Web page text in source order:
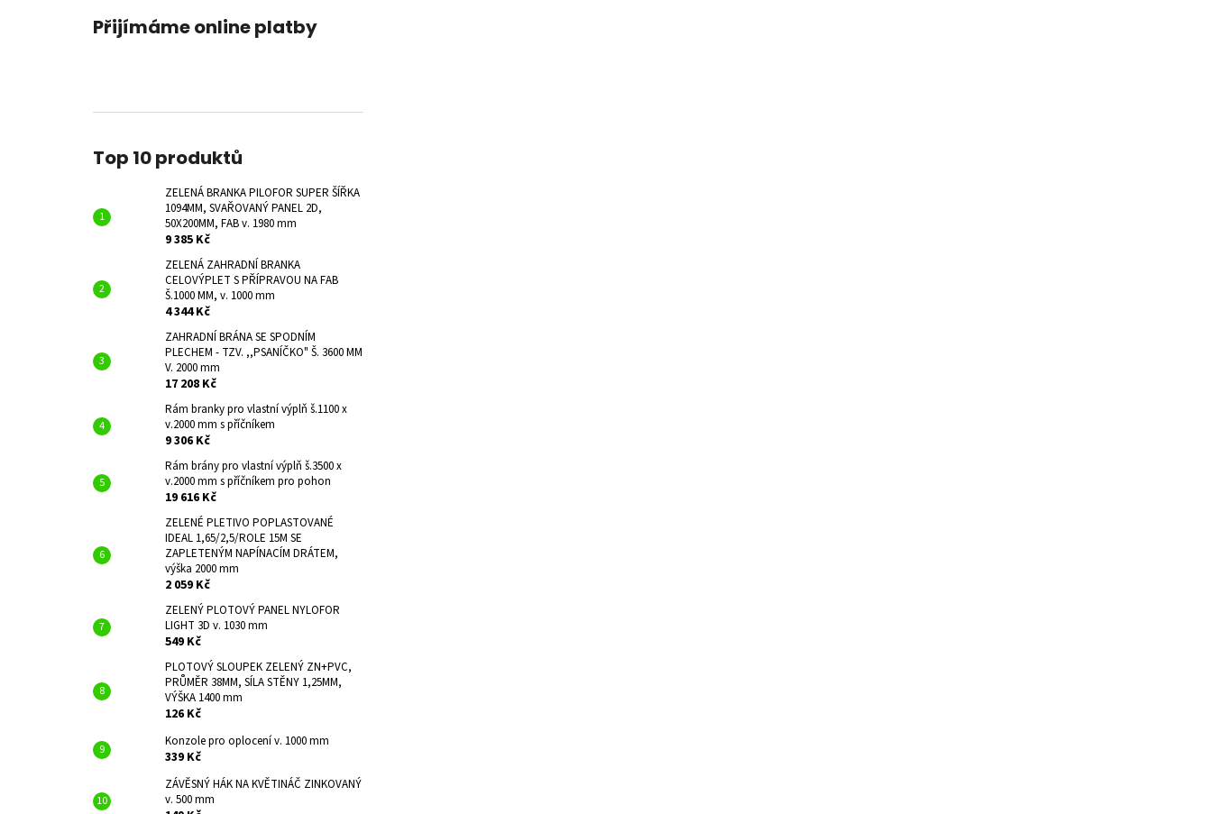
Přijímáme online platby
Top 10 produktů
ZELENÁ BRANKA PILOFOR SUPER ŠÍŘKA
1094MM, SVAŘOVANÝ PANEL 2D,
50X200MM, FAB v. 1980 mm
9 385 Kč
ZELENÁ ZAHRADNÍ BRANKA
CELOVÝPLET S PŘÍPRAVOU NA FAB
Š.1000 MM, v. 1000 mm
4 344 Kč
ZAHRADNÍ BRÁNA SE SPODNÍM
PLECHEM - TZV. ,,PSANÍČKO" Š. 3600 MM
V. 2000 mm
17 208 Kč
Rám branky pro vlastní výplň š.1100 x
v.2000 mm s příčníkem
9 306 Kč
Rám brány pro vlastní výplň š.3500 x
v.2000 mm s příčníkem pro pohon
19 616 Kč
ZELENÉ PLETIVO POPLASTOVANÉ
IDEAL 1,65/2,5/ROLE 15M SE
ZAPLETENÝM NAPÍNACÍM DRÁTEM,
výška 2000 mm
2 059 Kč
ZELENÝ PLOTOVÝ PANEL NYLOFOR
LIGHT 3D v. 1030 mm
549 Kč
PLOTOVÝ SLOUPEK ZELENÝ ZN+PVC,
PRŮMĚR 38MM, SÍLA STĚNY 1,25MM,
VÝŠKA 1400 mm
126 Kč
Konzole pro oplocení v. 1000 mm
339 Kč
ZÁVĚSNÝ HÁK NA KVĚTINÁČ ZINKOVANÝ
v. 500 mm